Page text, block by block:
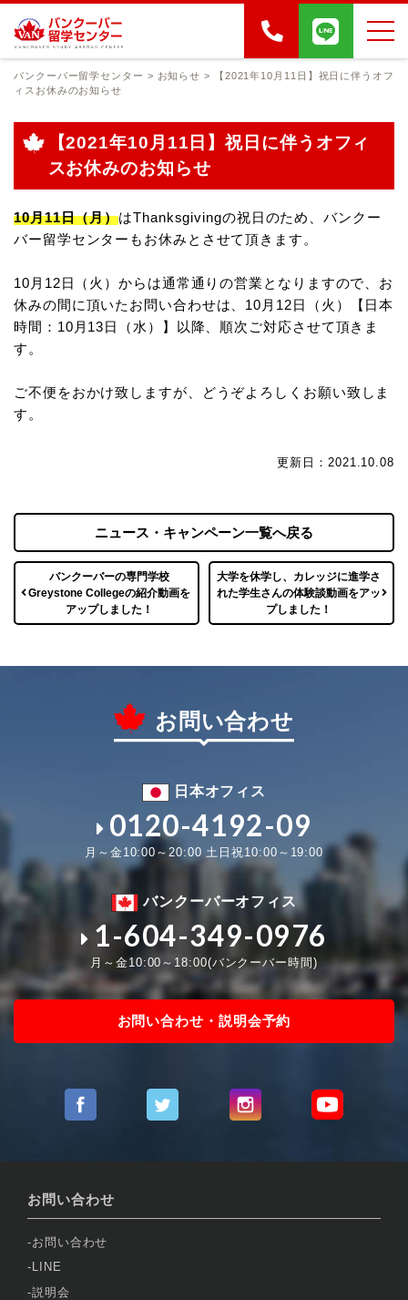
バンクーバー留学センター > お知らせ >
【2021年10月11日】祝日に伴うオフ
ィスお休みのお知らせ
【2021年10月11日】祝日に伴うオフィ
スお休みのお知らせ
10月11日（月）はThanksgivingの祝日のため、バンクー
バー留学センターもお休みとさせて頂きます。
10月12日（火）からは通常通りの営業となりますので、お
休みの間に頂いたお問い合わせは、 10月12日（火）【日本
時間：10月13日（水）】以降、順次ご対応させて頂きま
す。
ご不便をおかけ致しますが、どうぞよろしくお願い致しま
す。
更新日：2021.10.08
バンクーバーの専門学校
Greystone Collegeの紹介動画を
アップしました！
ニュース・キャンペーン一覧へ戻る
大学を休学し、カレッジに進学さ
れた学生さんの体験談動画をアッ
プしました！
お問い合わせ
日本オフィス
0120-4192-09
月～金10:00～20:00 土日祝10:00～19:00
バンクーバーオフィス
1-604-349-0976
月～金10:00～18:00(バンクーバー時間)
お問い合わせ・説明会予約
お問い合わせ
お問い合わせ
LINE
説明会